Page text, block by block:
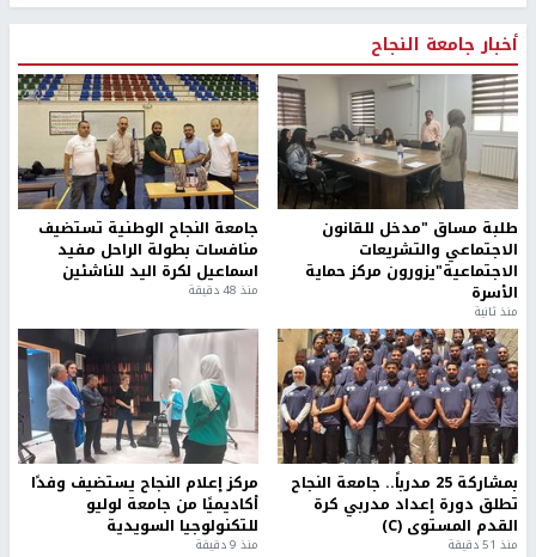
أخبار جامعة النجاح
طلبة مساق "مدخل للقانون
الاجتماعي والتشريعات
الاجتماعية"يزورون مركز حماية
الأسرة
منذ ثانية
جامعة النجاح الوطنية تستضيف
منافسات بطولة الراحل مفيد
اسماعيل لكرة اليد للناشئين
منذ 48 دقيقة
بمشاركة 25 مدرباً.. جامعة النجاح
تطلق دورة إعداد مدربي كرة
القدم المستوى (C)
منذ 51 دقيقة
مركز إعلام النجاح يستضيف وفدًا
أكاديميًا من جامعة لوليو
للتكنولوجيا السويدية
منذ 9 دقيقة